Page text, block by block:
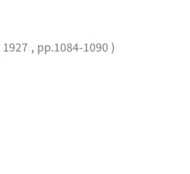
1927 , pp.1084-1090 )